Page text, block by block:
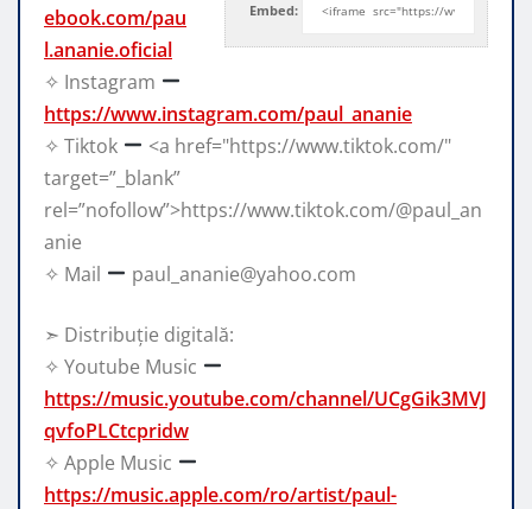
Embed:
ebook.com/pau
l.ananie.oficial
✧ Instagram
https://www.instagram.com/paul_ananie
✧ Tiktok
<a href="https://www.tiktok.com/"
target=”_blank”
rel=”nofollow”>https://www.tiktok.com/@paul_an
anie
✧ Mail
paul_ananie@yahoo.com
➣ Distribuție digitală:
✧ Youtube Music
https://music.youtube.com/channel/UCgGik3MVJ
qvfoPLCtcpridw
✧ Apple Music
https://music.apple.com/ro/artist/paul-